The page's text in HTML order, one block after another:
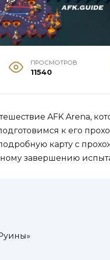
ПРОСМОТРОВ
11540
AFK Arena,
к его
карту с
завершению